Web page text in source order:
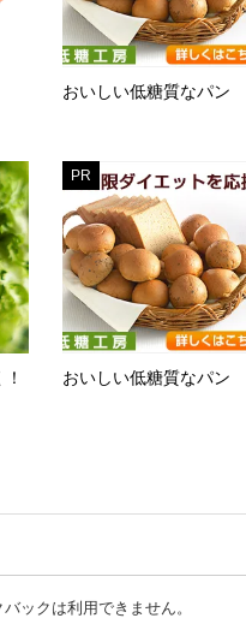
おいしい低糖質なパン
PR
おいしい低糖質なパン
バックは利用できません。